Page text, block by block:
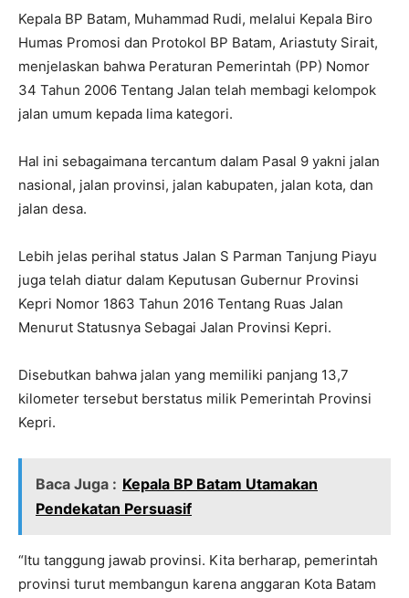
Kepala BP Batam, Muhammad Rudi, melalui Kepala Biro
Humas Promosi dan Protokol BP Batam, Ariastuty Sirait,
menjelaskan bahwa Peraturan Pemerintah (PP) Nomor
34 Tahun 2006 Tentang Jalan telah membagi kelompok
jalan umum kepada lima kategori.
Hal ini sebagaimana tercantum dalam Pasal 9 yakni jalan
nasional, jalan provinsi, jalan kabupaten, jalan kota, dan
jalan desa.
Lebih jelas perihal status Jalan S Parman Tanjung Piayu
juga telah diatur dalam Keputusan Gubernur Provinsi
Kepri Nomor 1863 Tahun 2016 Tentang Ruas Jalan
Menurut Statusnya Sebagai Jalan Provinsi Kepri.
Disebutkan bahwa jalan yang memiliki panjang 13,7
kilometer tersebut berstatus milik Pemerintah Provinsi
Kepri.
Baca Juga : Kepala BP Batam Utamakan
Pendekatan Persuasif
“Itu tanggung jawab provinsi. Kita berharap, pemerintah
provinsi turut membangun karena anggaran Kota Batam